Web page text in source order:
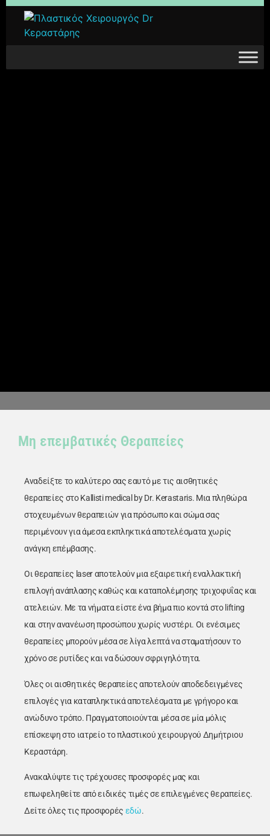
Κεραστάρης
Μη επεμβατικές Θεραπείες
Αναδείξτε το καλύτερο σας εαυτό με τις αισθητικές
θεραπείες στο Kallisti medical by Dr. Kerastaris. Μια πληθώρα
στοχευμένων θεραπειών για πρόσωπο και σώμα σας
περιμένουν για άμεσα εκπληκτικά αποτελέσματα χωρίς
ανάγκη επέμβασης.
Οι θεραπείες laser αποτελούν μια εξαιρετική εναλλακτική
επιλογή ανάπλασης καθώς και καταπολέμησης τριχοφυΐας και
ατελειών. Με τα νήματα είστε ένα βήμα πιο κοντά στο lifting
και στην ανανέωση προσώπου χωρίς νυστέρι. Οι ενέσιμες
θεραπείες μπορούν μέσα σε λίγα λεπτά να σταματήσουν το
χρόνο σε ρυτίδες και να δώσουν σφριγηλότητα.
Όλες οι αισθητικές θεραπείες αποτελούν αποδεδειγμένες
επιλογές για καταπληκτικά αποτελέσματα με γρήγορο και
ανώδυνο τρόπο. Πραγματοποιούνται μέσα σε μία μόλις
επίσκεψη στο ιατρείο το πλαστικού χειρουργού Δημήτριου
Κεραστάρη.
Ανακαλύψτε τις τρέχουσες προσφορές μας και
επωφεληθείτε από ειδικές τιμές σε επιλεγμένες θεραπείες.
Δείτε όλες τις προσφορές εδώ.